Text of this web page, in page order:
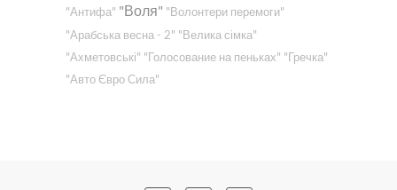
"Антифа" "Воля" "Волонтери перемоги"
"Арабська весна - 2" "Велика сімка"
"Ахметовські" "Голосование на пеньках" "Гречка"
"Авто Євро Сила"